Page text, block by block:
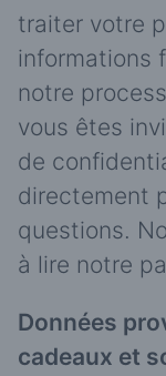
traiter votre
informations
notre
vous êtes
de
directement
questions.
à lire notre
Données
cadeaux et